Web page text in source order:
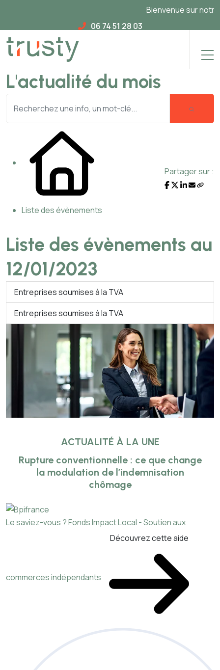
Bienvenue sur notre
06 74 51 28 03
L'actualité du mois
Liste des évènements
Partager sur :
Liste des évènements au
12/01/2023
Entreprises soumises à la TVA
Entreprises soumises à la TVA
ACTUALITÉ À LA UNE
Rupture conventionnelle : ce que change
la modulation de l’indemnisation
chômage
Le saviez-vous ?Fonds Impact Local - Soutien aux
commerces indépendants
Découvrez cette aide